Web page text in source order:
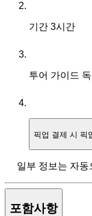
기간 3시간
투어 가이드
픽업 결제 시 픽
일부 정보는 자
포함사항